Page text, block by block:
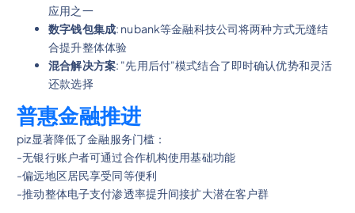
应用之一
数字钱包集成: nubank等金融科技公司将两种方式无缝结
合提升整体体验
混合解决方案: "先用后付"模式结合了即时确认优势和灵活
还款选择
普惠金融推进
piz显著降低了金融服务门槛：
-无银行账户者可通过合作机构使用基础功能
-偏远地区居民享受同等便利
-推动整体电子支付渗透率提升间接扩大潜在客户群